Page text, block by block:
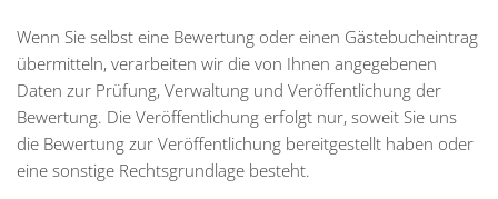
Wenn Sie selbst eine Bewertung oder einen Gästebucheintrag
übermitteln, verarbeiten wir die von Ihnen angegebenen
Daten zur Prüfung, Verwaltung und Veröffentlichung der
Bewertung. Die Veröffentlichung erfolgt nur, soweit Sie uns
die Bewertung zur Veröffentlichung bereitgestellt haben oder
eine sonstige Rechtsgrundlage besteht.